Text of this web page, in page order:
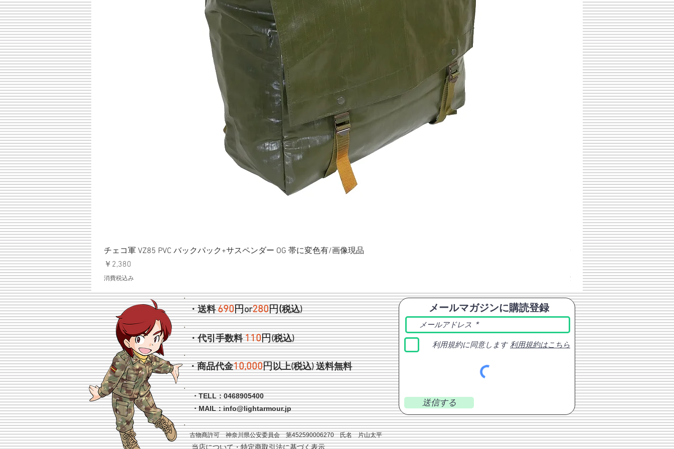
チェコ軍 VZ85 PVC バックパック+サスペンダー OG 帯に変色有/画像現品
価格
￥2,380
消費税込み
チェコスロバキア軍 連邦共
価格
￥398
消費税込み
・送料690円or280円(税込)
・代引手数料110円(税込)
・商品代金10,000円以上(税込)送料無料
・TELL：0468905400
・MAIL：info@lightarmour.jp
古物商許可 神奈川県公安委員会 第452590006270 氏名 片山太平
メールマガジンに購読登録
利用規約に同意します 利用規約はこちら
送信する